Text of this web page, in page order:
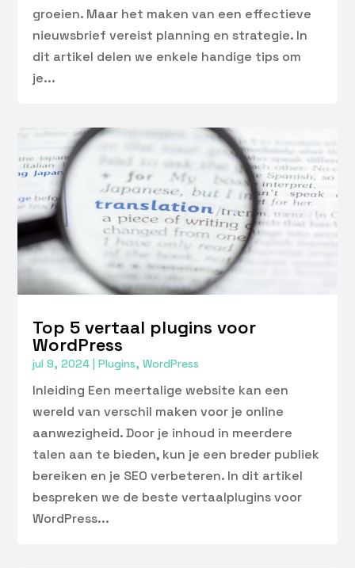
groeien. Maar het maken van een effectieve
nieuwsbrief vereist planning en strategie. In
dit artikel delen we enkele handige tips om
je...
Top 5 vertaal plugins voor
WordPress
jul 9, 2024 |Plugins,WordPress
Inleiding Een meertalige website kan een
wereld van verschil maken voor je online
aanwezigheid. Door je inhoud in meerdere
talen aan te bieden, kun je een breder publiek
bereiken en je SEO verbeteren. In dit artikel
bespreken we de beste vertaalplugins voor
WordPress...